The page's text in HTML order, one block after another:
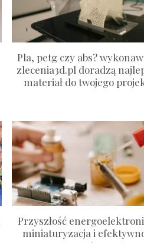
Pla, petg czy abs?
zlecenia3d.pl doradzą
materiał do twojego
Przyszłość
miniaturyzacja i